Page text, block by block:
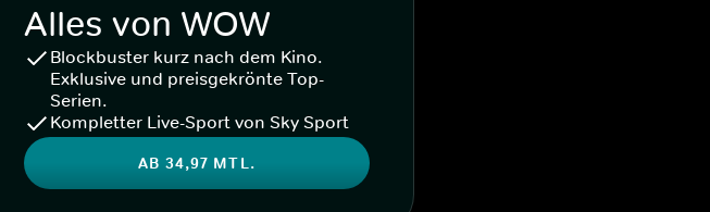
Alles von WOW
Blockbuster kurz nach dem Kino.
Exklusive und preisgekrönte Top-
Serien.
Kompletter Live-Sport von Sky Sport
AB 34,97 MTL.